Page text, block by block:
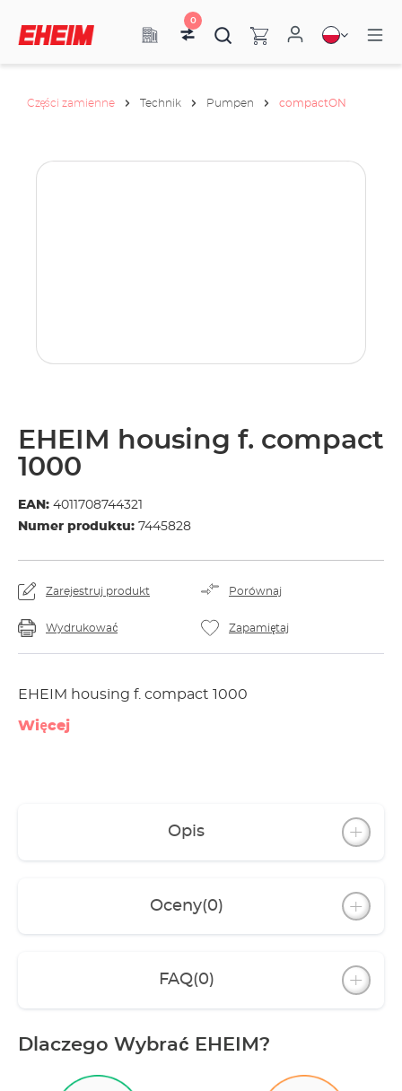
0
Części zamienne Technik Pumpen compactON
EHEIM housing f. compact
1000
EAN: 4011708744321
Numer produktu: 7445828
Zarejestruj produkt Porównaj
Wydrukować Zapamiętaj
EHEIM housing f. compact 1000
Więcej
Opis
Oceny(0)
FAQ(0)
Dlaczego Wybrać EHEIM?